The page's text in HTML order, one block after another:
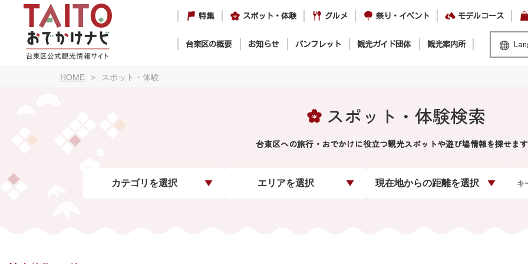
特集 スポット・体験 グルメ 祭り・イベント モデルコース
台東区の概要 お知らせ パンフレット 観光ガイド団体 観光案内所
HOME スポット・体験
スポット・体験検索
台東区への旅行・おでかけに役立つ観光スポットや遊び場情報を探せま
カテゴリを選択 エリアを選択 現在地からの距離を選択